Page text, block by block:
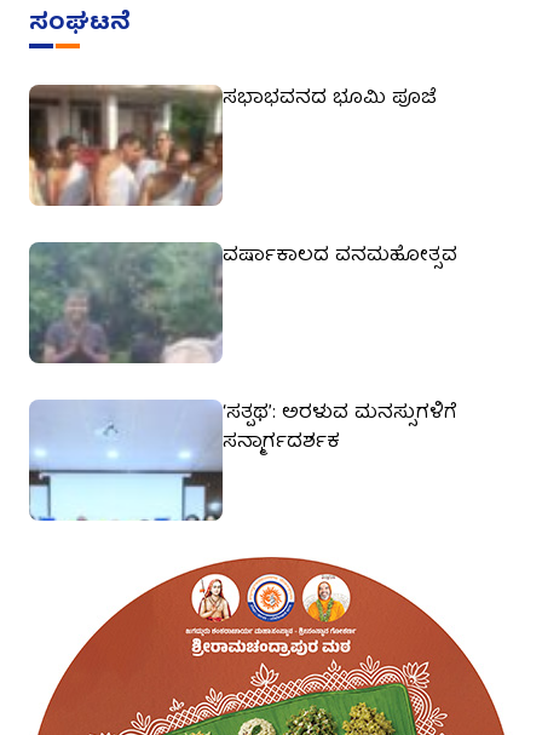
ಸಂಘಟನೆ
ಸಭಾಭವನದ ಭೂಮಿ ಪೂಜೆ
ವರ್ಷಾಕಾಲದ ವನಮಹೋತ್ಸವ
‘ಸತ್ಪಥ’: ಅರಳುವ ಮನಸ್ಸುಗಳಿಗೆ
ಸನ್ಮಾರ್ಗದರ್ಶಕ